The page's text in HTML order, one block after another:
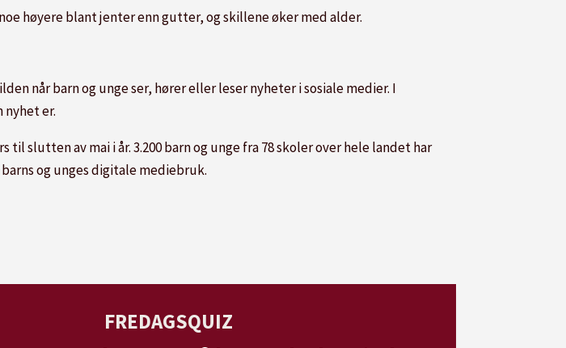
høyere blant jenter enn gutter, og skillene øker med alder.
når barn og unge ser, hører eller leser nyheter i sosiale medier. I
nyhet er.
slutten av mai i år. 3.200 barn og unge fra 78 skoler over hele landet har
og unges digitale mediebruk.
FREDAGSQUIZ